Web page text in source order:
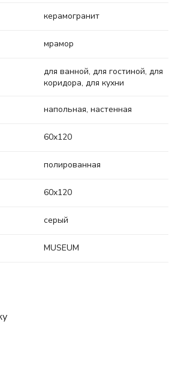
керамогранит
мрамор
для ванной, для гостиной, для
коридора, для кухни
напольная, настенная
60x120
полированная
60x120
серый
MUSEUM